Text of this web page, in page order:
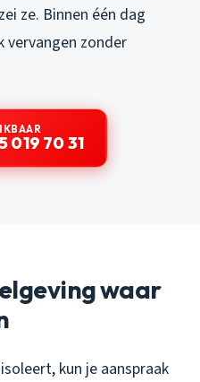
ze. Binnen één dag
vervangen zonder
019 70 31
waar
kun je aanspraak